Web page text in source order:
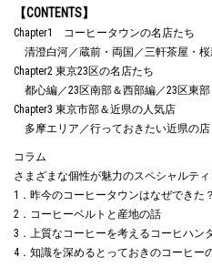
【CONTENTS】
Chapter1 コーヒータウンの名店たち
清澄白河／蔵前・両国／三軒茶屋・桜
Chapter2 東京23区の名店たち
都心編／23区南部＆西部編／23区東
Chapter3 東京市部＆近県の人気店
多摩エリア／行っておきたい近県の店
コラム
さまざまな個性が魅力のスペシャルテ
1．昨今のコーヒータウンはなぜできた？
2．コーヒーベルトと産地の話
3．上質なコーヒーを考えるコーヒハン
4．知識を深めるとっておきのコーヒー